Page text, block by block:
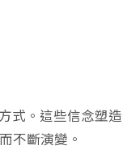
式。這些信念塑
不斷演變。